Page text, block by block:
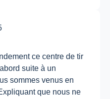
ce centre de tir
suite à un
sommes venus en
que nous ne